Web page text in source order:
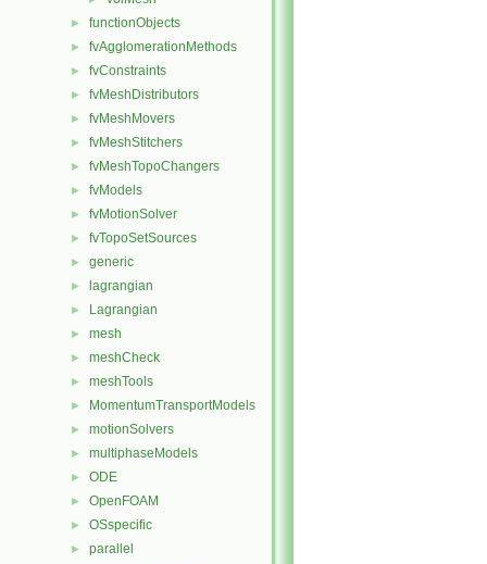
► functionObjects
► fvAgglomerationMethods
► fvConstraints
► fvMeshDistributors
► fvMeshMovers
► fvMeshStitchers
► fvMeshTopoChangers
► fvModels
► fvMotionSolver
► fvTopoSetSources
► generic
► lagrangian
► Lagrangian
► mesh
► meshCheck
► meshTools
► MomentumTransportModels
► motionSolvers
► multiphaseModels
► ODE
► OpenFOAM
► OSspecific
► parallel